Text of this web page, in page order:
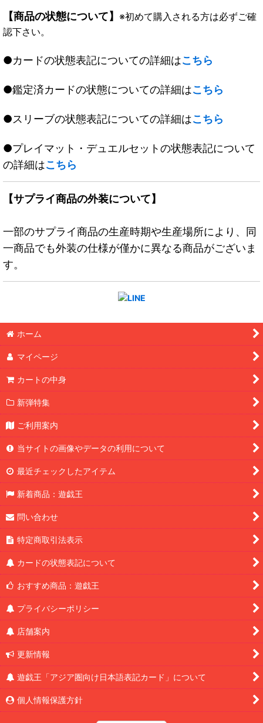
【商品の状態について】 ※初めて購入される方は必ずご確
認下さい。
●カードの状態表記についての詳細はこちら
●鑑定済カードの状態についての詳細はこちら
●スリーブの状態表記についての詳細はこちら
●プレイマット・デュエルセットの状態表記について
の詳細はこちら
【サプライ商品の外装について】
一部のサプライ商品の生産時期や生産場所により、同
一商品でも外装の仕様が僅かに異なる商品がございま
す。
ホーム
マイページ
カートの中身
新弾特集
ご利用案内
当サイトの画像やデータの利用について
最近チェックしたアイテム
新着商品：遊戯王
問い合わせ
特定商取引法表示
カードの状態表記について
おすすめ商品：遊戯王
プライバシーポリシー
店舗案内
更新情報
遊戯王「アジア圏向け日本語表記カード」について
個人情報保護方針